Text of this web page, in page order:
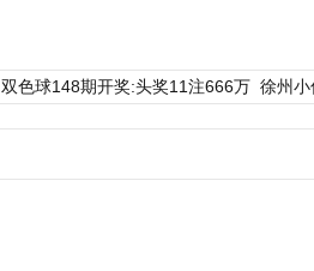
双色球148期开奖:头奖11注666万 徐州